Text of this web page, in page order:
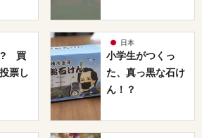
買
票し
日本
小学生がつくっ
た、真っ黒な石け
ん！？